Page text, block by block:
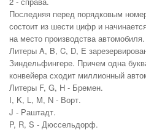
Последняя перед порядковым
состоит из шести цифр и
на место производства автомобиля.
Литеры A, B, C, D, E
Зиндельфингере. Причем одна
конвейера сходит миллионный
Литеры F, G, H - Бремен.
I, K, L, M, N - Ворт.
J - Раштадт.
P, R, S - Дюссельдорф.